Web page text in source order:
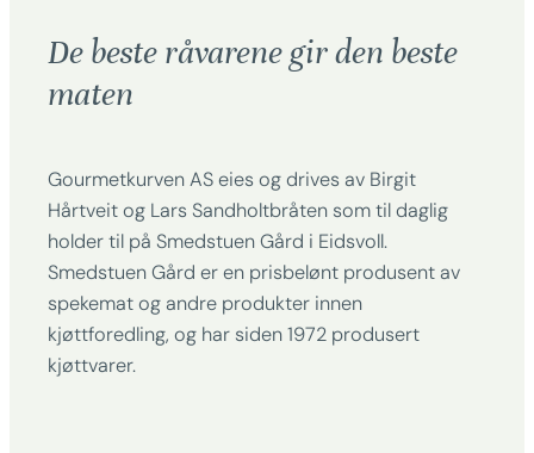
De beste råvarene gir den beste
maten
Gourmetkurven AS eies og drives av Birgit
Hårtveit og Lars Sandholtbråten som til daglig
holder til på Smedstuen Gård i Eidsvoll.
Smedstuen Gård er en prisbelønt produsent av
spekemat og andre produkter innen
kjøttforedling, og har siden 1972 produsert
kjøttvarer.